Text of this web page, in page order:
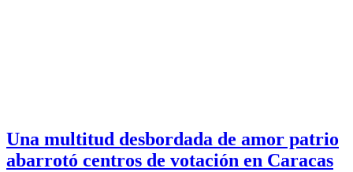
Una multitud desbordada de amor patrio
abarrotó centros de votación en Caracas